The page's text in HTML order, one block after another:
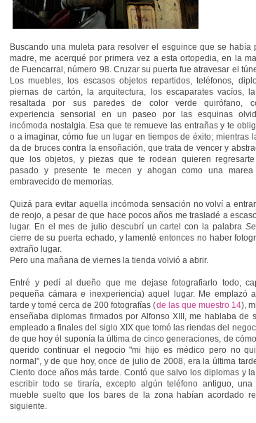
Buscando una muleta para resolver el esguince que se había
madre, me acerqué por primera vez a esta ortopedia, en la
de Fuencarral, número 98. Cruzar su puerta fue atravesar el
Los muebles, los escasos objetos repartidos, teléfonos,
piernas de cartón, la arquitectura, los escaparates vacíos,
resaltada por sus paredes de color verde quirófano,
experiencia sensorial en un paseo por las esquinas
incómoda nostalgia. Esa que te remueve las entrañas y te
o a imaginar, cómo fue un lugar en tiempos de éxito; mientras
da de bruces contra la ensoñación, que trata de vencer y
que los objetos, y piezas que te rodean quieren
pasado y presente te mecen y ahogan como una
embravecido de memorias.
Quizá para evitar aquella incómoda sensación no volví a
de reojo, a pesar de que hace pocos años me trasladé a
lugar. En el mes de julio descubrí un cartel con la palabra
cierre de su puerta echado, y lamenté entonces no haber
extraño lugar.
Pero una mañana de viernes la tienda volvió a abrir.
Entré y pedí al dueño que me dejase fotografiarlo todo,
pequeña cámara e inexperiencia) aquel lugar. Me emplazó
tarde y tomé cerca de 200 fotografías (de las que muestro 14),
enseñaba diplomas firmados por Alfonso XIII, me hablaba de
empleado a finales del siglo XIX que tomó las riendas del
de que hoy él suponía la última de cinco generaciones, de
querido continuar el negocio "mi hijo es médico pero no
normal", y de que hoy, once de julio de 2008, era la última
Ciento doce años más tarde. Contó que salvo los diplomas y
escribir todo se tiraría, excepto algún teléfono antiguo,
mueble suelto que los bares de la zona habían acordado
siguiente.